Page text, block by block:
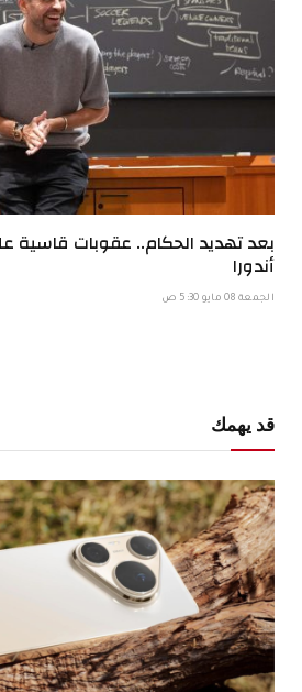
بعد تهديد الحكام.. عقوبات قاسية
أندورا
الجمعة 08 مايو 5:30 ص
قد يهمك